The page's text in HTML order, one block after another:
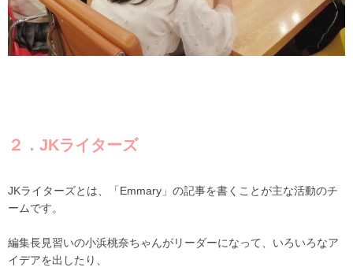
２．JKライターズ
JKライターズとは、「Emmary」の記事を書くことが主な活動のチ
ームです。
編集長見習いの小浜桃奈ちゃんがリーダーになって、いろいろなア
イデアを出したり、